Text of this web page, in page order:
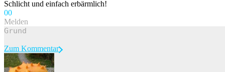
Schlicht und einfach erbärmlich!
00
Melden
Zum Kommentar